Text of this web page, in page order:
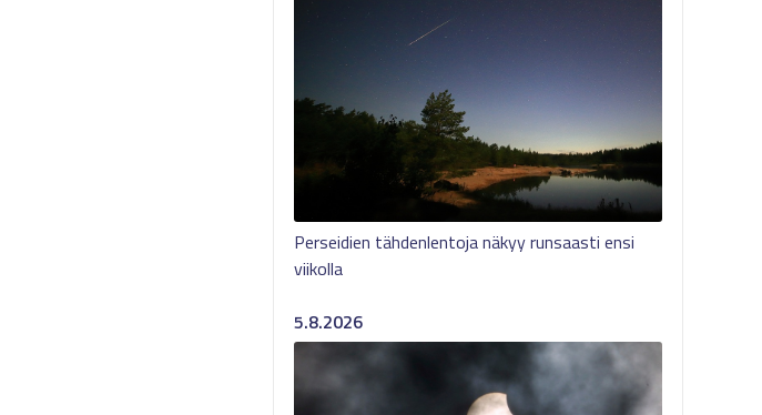
Perseidien tähdenlentoja näkyy runsaasti ensi
viikolla
5.8.2026